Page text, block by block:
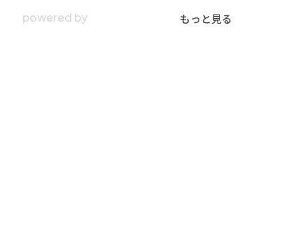
もっと見る